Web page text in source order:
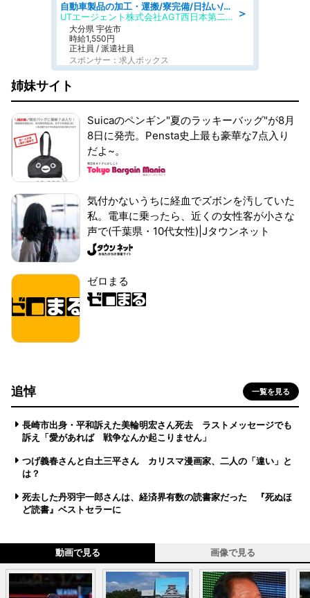
＞
自動車製品の加工・運搬/寮完備/日払い/工場・製造
UTエージェント株式会社AGT西日本第二CU
大分県 宇佐市
時給1,550円
正社員 / 派遣社員
スポンサー：求人ボックス
姉妹サイト
Suicaのペンギン"夏のラッキーバッグ"が8月
8日に発売。Pensta史上最も豪華な7点入り
だよ~。
気付かないうちに経血でズボンを汚していた
私。電車に乗ったら、近くの女性客が小さな
声で(千葉県・10代女性)|Jタウンネット
ゼロまる
追悼 一覧を見る
長崎市出身・平和訴えた美輪明宏さん死去 ラストメッセージでも
訴え「愛があれば 戦争なんか起こりません」
つげ義春さんと白土三平さん カリスマ漫画家、二人の「違い」と
は？
死去した丹羽宇一郎さんは、経済界有数の読書家だった 『死ぬほ
ど読書』ベストセラーに
動画で見る 画像で見る